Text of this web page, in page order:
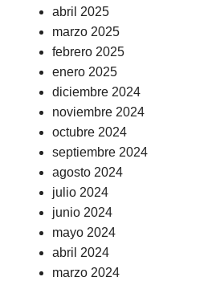
abril 2025
marzo 2025
febrero 2025
enero 2025
diciembre 2024
noviembre 2024
octubre 2024
septiembre 2024
agosto 2024
julio 2024
junio 2024
mayo 2024
abril 2024
marzo 2024